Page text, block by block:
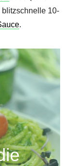
10-
.